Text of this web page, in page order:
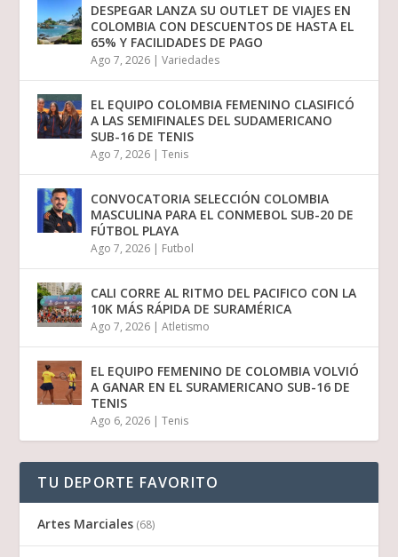
DESPEGAR LANZA SU OUTLET DE VIAJES EN
COLOMBIA CON DESCUENTOS DE HASTA EL
65% Y FACILIDADES DE PAGO
Ago 7, 2026 |Variedades
EL EQUIPO COLOMBIA FEMENINO CLASIFICÓ
A LAS SEMIFINALES DEL SUDAMERICANO
SUB-16 DE TENIS
Ago 7, 2026 |Tenis
CONVOCATORIA SELECCIÓN COLOMBIA
MASCULINA PARA EL CONMEBOL SUB-20 DE
FÚTBOL PLAYA
Ago 7, 2026 | Futbol
CALI CORRE AL RITMO DEL PACIFICO CON LA
10K MÁS RÁPIDA DE SURAMÉRICA
Ago 7, 2026 |Atletismo
EL EQUIPO FEMENINO DE COLOMBIA VOLVIÓ
A GANAR EN EL SURAMERICANO SUB-16 DE
TENIS
Ago 6, 2026 |Tenis
TU DEPORTE FAVORITO
Artes Marciales (68)